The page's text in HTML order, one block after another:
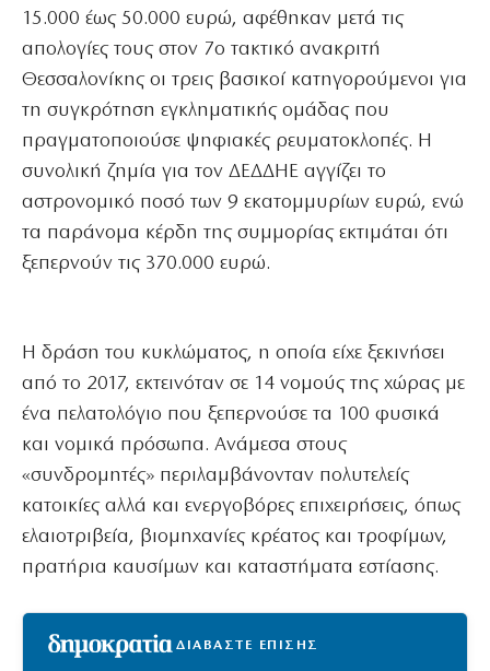
15.000 έως 50.000 ευρώ, αφέθηκαν μετά τις
απολογίες τους στον 7ο τακτικό ανακριτή
Θεσσαλονίκης οι τρεις βασικοί κατηγορούμενοι για
τη συγκρότηση εγκληματικής ομάδας που
πραγματοποιούσε ψηφιακές ρευματοκλοπές. Η
συνολική ζημία για τον ΔΕΔΔΗΕ αγγίζει το
αστρονομικό ποσό των 9 εκατομμυρίων ευρώ, ενώ
τα παράνομα κέρδη της συμμορίας εκτιμάται ότι
ξεπερνούν τις 370.000 ευρώ.
Η δράση του κυκλώματος, η οποία είχε ξεκινήσει
από το 2017, εκτεινόταν σε 14 νομούς της χώρας με
ένα πελατολόγιο που ξεπερνούσε τα 100 φυσικά
και νομικά πρόσωπα. Ανάμεσα στους
«συνδρομητές» περιλαμβάνονταν πολυτελείς
κατοικίες αλλά και ενεργοβόρες επιχειρήσεις, όπως
ελαιοτριβεία, βιομηχανίες κρέατος και τροφίμων,
πρατήρια καυσίμων και καταστήματα εστίασης.
ΔΙΑΒΑΣΤΕ ΕΠΙΣΗΣ